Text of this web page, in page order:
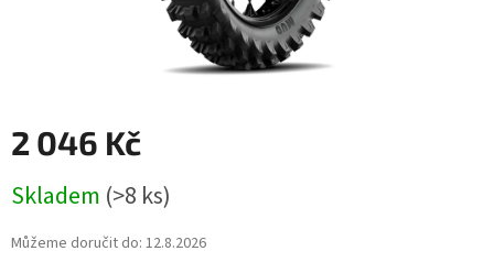
2 046 Kč
cena:
Skladem (>8 ks)
Můžeme doručit do: 12.8.2026